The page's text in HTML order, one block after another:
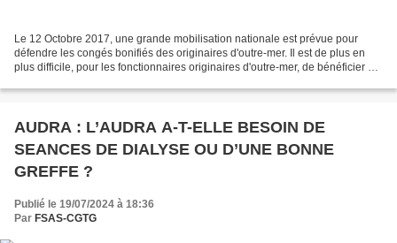
Le 12 Octobre 2017, une grande mobilisation nationale est prévue pour
défendre les congés bonifiés des originaires d'outre-mer. Il est de plus en
plus difficile, pour les fonctionnaires originaires d'outre-mer, de bénéficier de
AUDRA : L’AUDRA A-T-ELLE BESOIN DE
SEANCES DE DIALYSE OU D’UNE BONNE
GREFFE ?
Publié le 19/07/2024 à 18:36
Par FSAS-CGTG